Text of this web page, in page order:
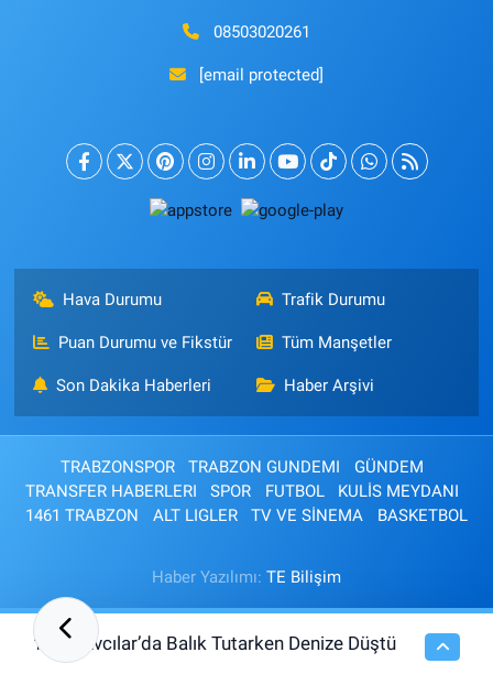
08503020261
[email protected]
Hava Durumu Trafik Durumu
Puan Durumu ve Fikstür Tüm Manşetler
Son Dakika Haberleri Haber Arşivi
TRABZONSPOR TRABZON GUNDEMI
GÜNDEM
TRANSFER HABERLERI
SPOR FUTBOL
KULİS MEYDANI
1461 TRABZON
ALT LIGLER TV VE SİNEMA BASKETBOL
Haber Yazılımı: TE Bilişim
12:49 Avcılar’da Balık Tutarken Denize Düştü